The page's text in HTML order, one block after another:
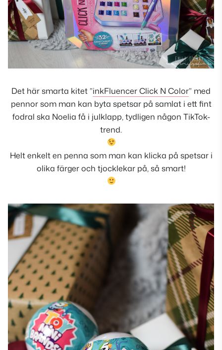
Det här smarta kitet ”inkFluencer Click N Color” med
pennor som man kan byta spetsar på samlat i ett fint
fodral ska Noelia få i julklapp, tydligen någon TikTok-
trend.
Helt enkelt en penna som man kan klicka på spetsar i
olika färger och tjocklekar på, så smart!